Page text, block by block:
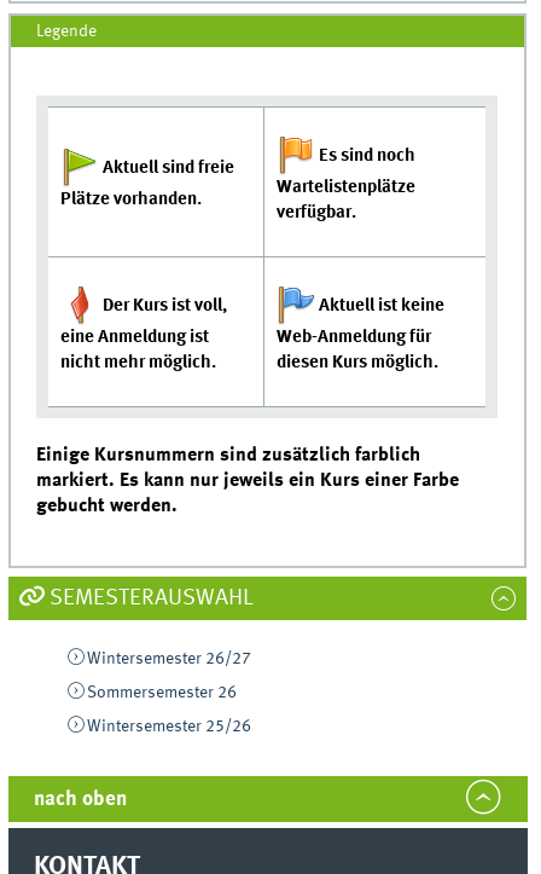
Legende
Aktuell sind freie
Plätze vorhanden.
Es sind noch
Wartelistenplätze
verfügbar.
Der Kurs ist voll,
eine Anmeldung ist
nicht mehr möglich.
Aktuell ist keine
Web-Anmeldung für
diesen Kurs möglich.
Einige Kursnummern sind zusätzlich farblich
markiert. Es kann nur jeweils ein Kurs einer Farbe
gebucht werden.
SEMESTERAUSWAHL
Wintersemester 26/27
Sommersemester 26
Wintersemester 25/26
nach oben
KONTAKT